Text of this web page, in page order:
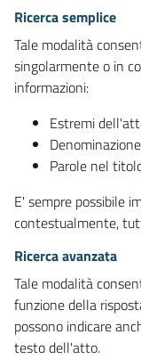
Ricerca semplice
Tale modalità
singolarmente o in
informazioni:
Estremi
Parole nel
E' sempre possibile
contestualmente,
Ricerca avanzata
Tale modalità
funzione della
possono indicare
testo dell'atto.